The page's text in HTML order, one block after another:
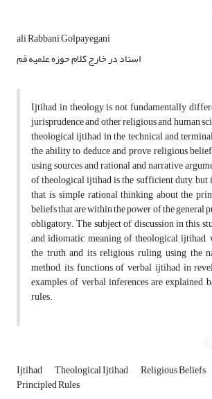
ali Rabbani Golpayegani
استاد در خارج کلام حوزه علمیه قم
Ijtihad in theology is not fundamentally
jurisprudence and other religious and human
theological ijtihad in the technical and
the ability to deduce and prove religious
using sources and rational and narrative
of theological ijtihad is the sufficient duty, but
that is, simple rational thinking about the
beliefs that are within the power of the general
obligatory. The subject of discussion in this
and idiomatic meaning of theological ijtihad,
the truth and its religious ruling, using the
method, its functions of verbal ijtihad in
examples of verbal inferences are explained
rules.
Ijtihad Theological Ijtihad Religious Beliefs
Principled Rules